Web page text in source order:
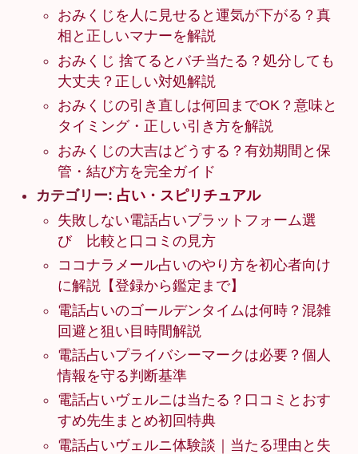
おみくじを人に見せると運気が下がる？真
相と正しいマナーを解説
おみくじ 捨てるとバチ当たる？処分しても
大丈夫？正しい対処解説
おみくじの引き直しは何回までOK？意味と
タイミング・正しい引き方を解説
おみくじの大吉はどうする？有効期間と保
管・結び方を完全ガイド
カテゴリー: 占い・スピリチュアル
失敗しない電話占いプラットフォーム選
び 比較と口コミの見方
ココナラメール占いのやり方を初心者向け
に解説【登録から鑑定まで】
電話占いのゴールデンタイムは何時？混雑
回避と狙い目時間解説
電話占いプライバシーマークは必要？個人
情報を守る判断基準
電話占いヴェルニは当たる？口コミとおす
すめ先生まとめ初回特典
電話占いヴェルニ体験談｜当たる理由と失